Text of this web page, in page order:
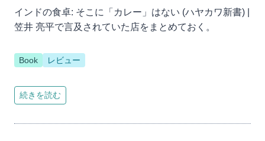
インドの食卓: そこに「カレー」はない (ハヤカワ新書) |
笠井 亮平で言及されていた店をまとめておく。
Book レビュー
続きを読む